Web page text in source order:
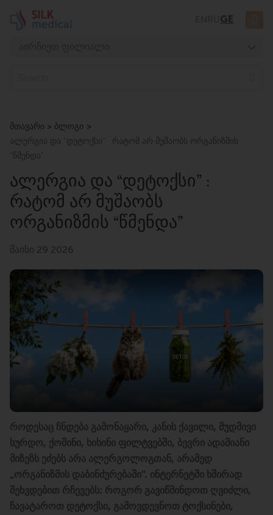
თბილისი, მოსაშვილი
ბათუმი, ასათიანი
ბათუმი, გორგასალი
GE
მთავარი
ბლოგი
ალერგია და “დეტოქსი” : რატომ არ მუშაობს ორგანიზმის
“წმენდა”
ᲐᲚᲔᲠᲒᲘᲐ ᲓᲐ “ᲓᲔᲢᲝᲥᲡᲘ” :
ᲠᲐᲢᲝᲛ ᲐᲠ ᲛᲣᲨᲐᲝᲑᲡ
ᲝᲠᲒᲐᲜᲘᲖᲛᲘᲡ “ᲬᲛᲔᲜᲓᲐ”
მაისი 29 2026
როდესაც ჩნდება გამონაყარი, კანის ქავილი, მუდმივი
სურდო, ქოშინი, ხიხინი ფილტვებში, ბევრი ადამიანი
მიზეზს ეძებს არა ალერგოლოგთან, არამედ
„ორგანიზმის დაბინძურებაში". ინტერნეტში ხშირად
შეხვდებით რჩევებს: როგორ გავიწმინდოთ ღვიძლი,
ჩავატაროთ დეტოქსი, გამოვდევნოთ ტოქსინები,